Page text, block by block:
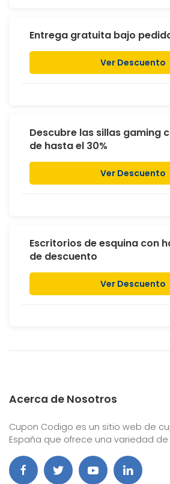
Entrega gratuita bajo
Ver Descuento
Descubre las sillas gaming
de hasta el 30%
Ver Descuento
Escritorios de esquina con
de descuento
Ver Descuento
Acerca de Nosotros
Cupon Codigo es un sitio web de
España que ofrece una variedad